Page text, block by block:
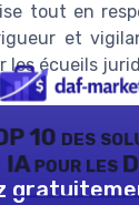
tout en
et
les écueils
10 des
IA pour les